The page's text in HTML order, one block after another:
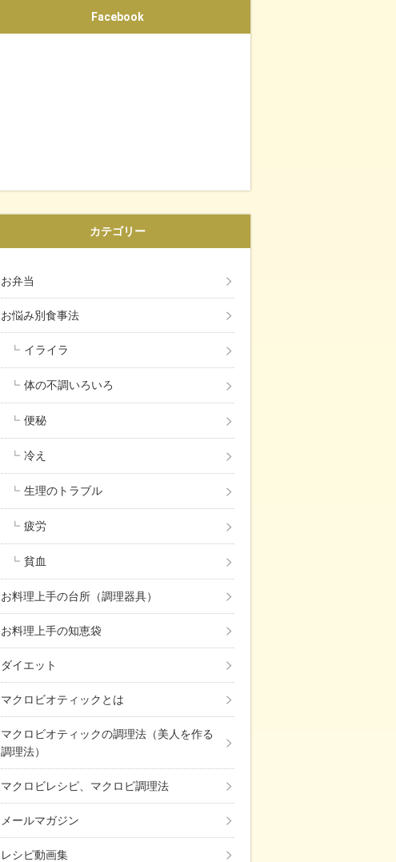
Facebook
カテゴリー
お弁当
お悩み別食事法
イライラ
体の不調いろいろ
便秘
冷え
生理のトラブル
疲労
貧血
お料理上手の台所（調理器具）
お料理上手の知恵袋
ダイエット
マクロビオティックとは
マクロビオティックの調理法（美人を作る
調理法）
マクロビレシピ、マクロビ調理法
メールマガジン
レシピ動画集